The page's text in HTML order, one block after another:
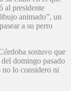
al presidente
animado”, un
a su perro
sostuvo que
domingo pasado
lo considero ni